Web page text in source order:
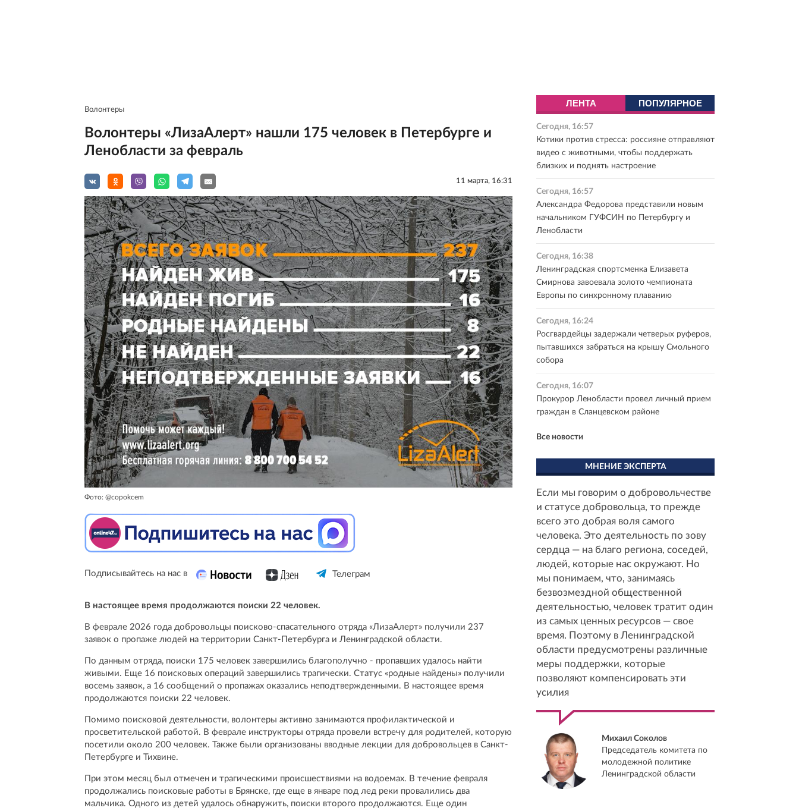
Волонтеры
Волонтеры «ЛизаАлерт» нашли 175 человек в Петербурге и
Ленобласти за февраль
11 мартa, 16:31
Фото: @copokcem
Подписывайтесь на нас в Телеграм
В настоящее время продолжаются поиски 22 человек.
В феврале 2026 года добровольцы поисково-спасательного отряда «ЛизаАлерт» получили 237
заявок о пропаже людей на территории Санкт-Петербурга и Ленинградской области.
По данным отряда, поиски 175 человек завершились благополучно - пропавших удалось найти
живыми. Еще 16 поисковых операций завершились трагически. Статус «родные найдены» получили
восемь заявок, а 16 сообщений о пропажах оказались неподтвержденными. В настоящее время
продолжаются поиски 22 человек.
Помимо поисковой деятельности, волонтеры активно занимаются профилактической и
просветительской работой. В феврале инструкторы отряда провели встречу для родителей, которую
посетили около 200 человек. Также были организованы вводные лекции для добровольцев в Санкт-
Петербурге и Тихвине.
При этом месяц был отмечен и трагическими происшествиями на водоемах. В течение февраля
продолжались поисковые работы в Брянске, где еще в январе под лед реки провалились два
мальчика. Одного из детей удалось обнаружить, поиски второго продолжаются. Еще один
ЛЕНТА ПОПУЛЯРНОЕ
Сегодня, 16:57
Котики против стресса: россияне отправляют
видео с животными, чтобы поддержать
близких и поднять настроение
Сегодня, 16:57
Александра Федорова представили новым
начальником ГУФСИН по Петербургу и
Ленобласти
Сегодня, 16:38
Ленинградская спортсменка Елизавета
Смирнова завоевала золото чемпионата
Европы по синхронному плаванию
Сегодня, 16:24
Росгвардейцы задержали четверых руферов,
пытавшихся забраться на крышу Смольного
собора
Сегодня, 16:07
Прокурор Ленобласти провел личный прием
граждан в Сланцевском районе
Все новости
МНЕНИЕ ЭКСПЕРТА
Если мы говорим о добровольчестве
и статусе добровольца, то прежде
всего это добрая воля самого
человека. Это деятельность по зову
сердца — на благо региона, соседей,
людей, которые нас окружают. Но
мы понимаем, что, занимаясь
безвозмездной общественной
деятельностью, человек тратит один
из самых ценных ресурсов — свое
время. Поэтому в Ленинградской
области предусмотрены различные
меры поддержки, которые
позволяют компенсировать эти
усилия
Михаил Соколов
Председатель комитета по
молодежной политике
Ленинградской области